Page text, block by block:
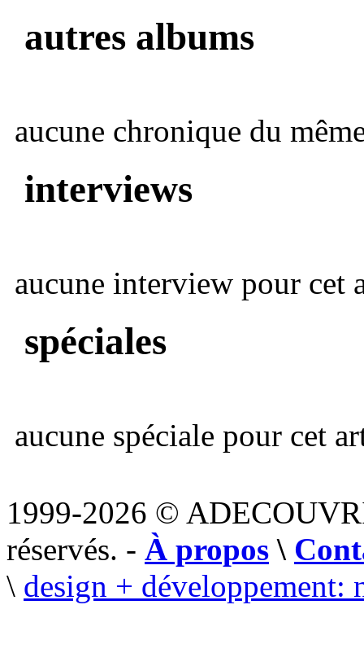
autres albums
aucune chronique du
interviews
aucune interview pour cet
spéciales
aucune spéciale pour cet
1999-2026 ©
réservés. - À propos \
\ design + développement: